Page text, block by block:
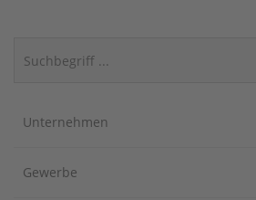
Unternehmen
Gewerbe